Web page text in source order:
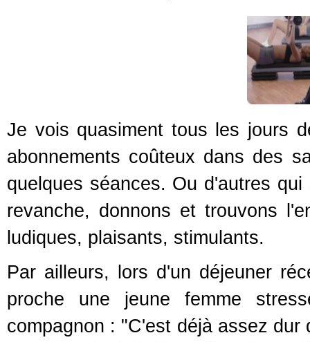
Je vois quasiment tous les jours
abonnements coûteux dans des
quelques séances. Ou d'autres
revanche, donnons et trouvons
ludiques, plaisants, stimulants.
Par ailleurs, lors d'un déjeuner
proche une jeune femme
compagnon : "C'est déjà assez